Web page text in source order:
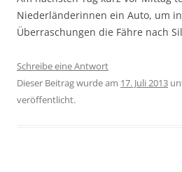
Niederländerinnen ein Auto, um
Überraschungen die Fähre nach
Schreibe eine Antwort
Dieser Beitrag wurde am 17. Juli 2013
veröffentlicht.